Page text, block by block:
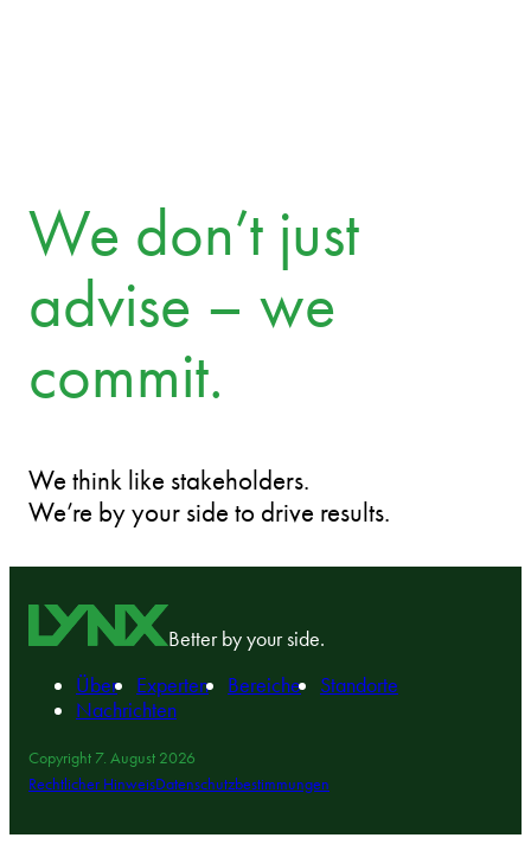
We don’t just
advise – we
commit.
We think like stakeholders.
We’re by your side to drive results.
Better by your side.
Über
Experten Bereiche
Standorte
Nachrichten
Copyright 7. August 2026
Rechtlicher HinweisDatenschutzbestimmungen